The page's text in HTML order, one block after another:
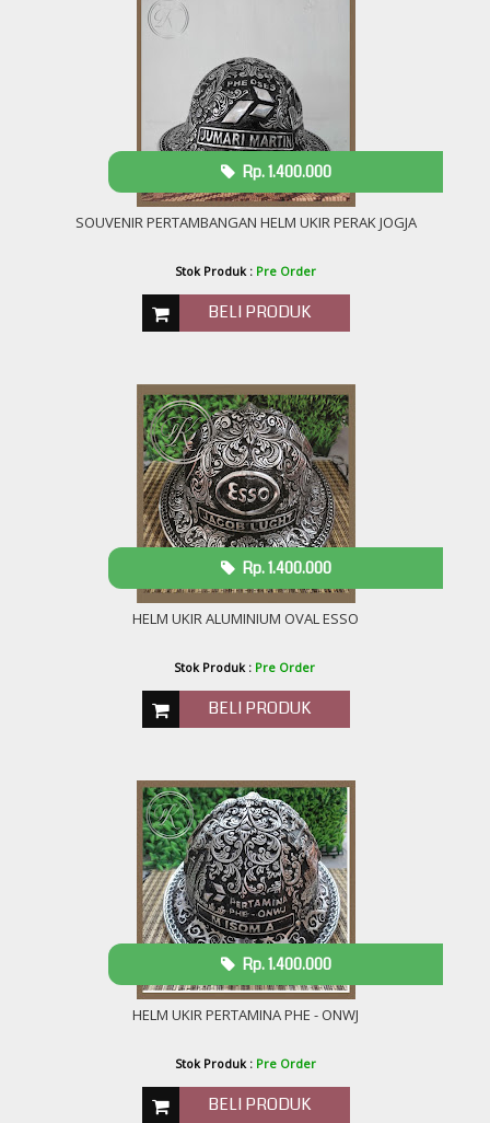
SOUVENIR PERTAMBANGAN HELM UKIR PERAK JOGJA
Rp. 1.400.000
Stok Produk : Pre Order
BELI PRODUK
HELM UKIR ALUMINIUM OVAL ESSO
Rp. 1.400.000
Stok Produk : Pre Order
BELI PRODUK
HELM UKIR PERTAMINA PHE - ONWJ
Rp. 1.400.000
Stok Produk : Pre Order
BELI PRODUK